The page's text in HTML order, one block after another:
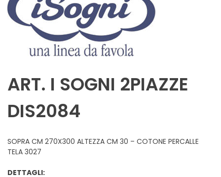
ART. I SOGNI 2PIAZZE
DIS2084
SOPRA CM 270X300 ALTEZZA CM 30 – COTONE PERCALLE
TELA 3027
DETTAGLI: